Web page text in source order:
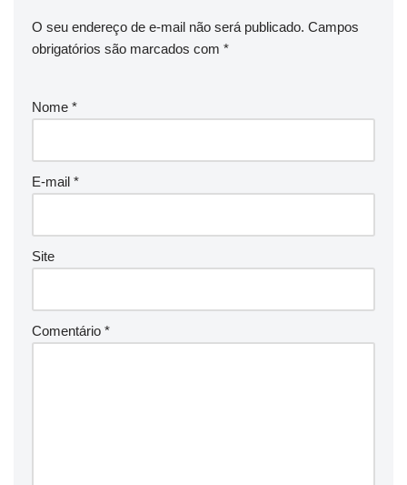
O seu endereço de e-mail não será publicado. Campos
obrigatórios são marcados com *
Nome *
E-mail *
Site
Comentário *